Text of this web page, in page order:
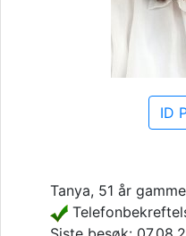
ID
Tanya, 51 år